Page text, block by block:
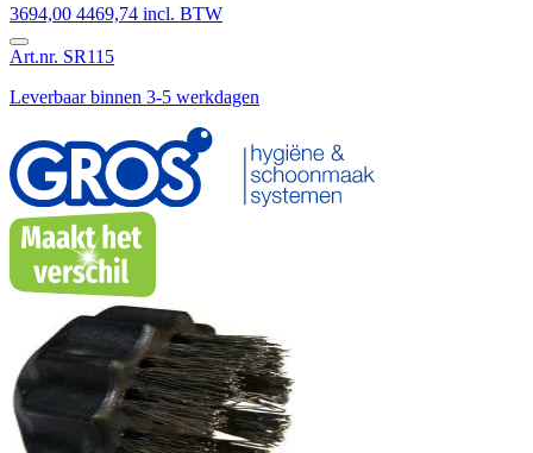
3694,00 4469,74 incl. BTW
Art.nr. SR115
Leverbaar binnen 3-5 werkdagen